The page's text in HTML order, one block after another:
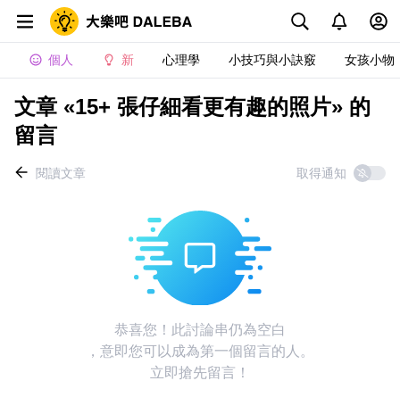
個人 新 心理學 小技巧與小訣竅 女孩小物
文章 «15+ 張仔細看更有趣的照片» 的
留言
閱讀文章 取得通知
恭喜您！此討論串仍為空白
，意即您可以成為第一個留言的人。
立即搶先留言！